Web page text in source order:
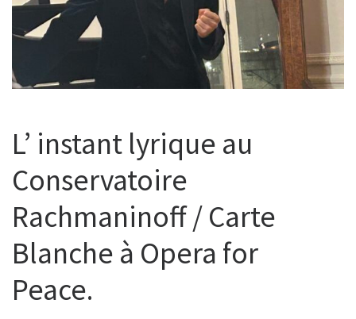
L’ instant lyrique au
Conservatoire
Rachmaninoff / Carte
Blanche à Opera for
Peace.